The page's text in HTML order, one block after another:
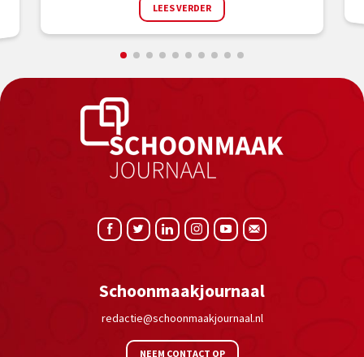
LEES VERDER
Schoonmaakjournaal
redactie@schoonmaakjournaal.nl
NEEM CONTACT OP